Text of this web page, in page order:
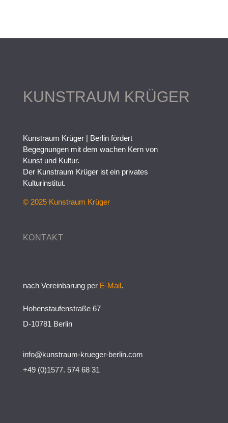
KUNSTRAUM KRÜGER
Kunstraum Krüger | Berlin fördert
Begegnungen mit dem wachen Kern von
Kunst und Kultur.
Der Kunstraum Krüger ist ein privates
Kulturinstitut.
© 2025 Kunstraum Krüger
KONTAKT
nach Vereinbarung per E-Mail.
Hohenstaufenstraße 67
D-10781 Berlin
info@kunstraum-krueger-berlin.com
+49 (0)1577. 574 68 31